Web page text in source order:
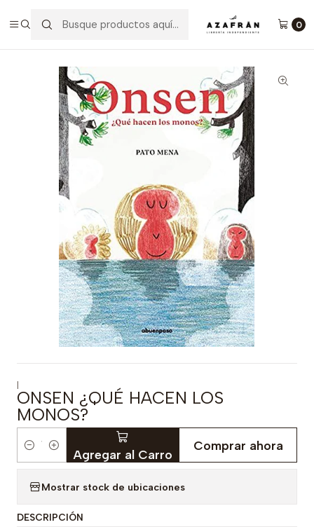
0
Onsen ¿Qué Hacen Los Monos?
|
ONSEN ¿QUÉ HACEN LOS
MONOS?
Cantidad Agregar al Carro
Comprar ahora
Mostrar stock de ubicaciones
DESCRIPCIÓN